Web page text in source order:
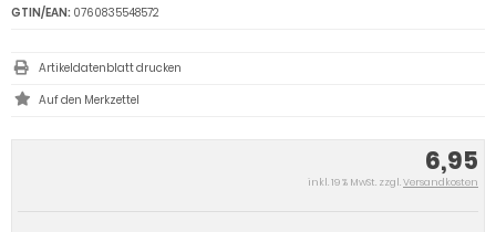
6,95
inkl. 19 % MwSt. zzgl.Versandkosten
GTIN/EAN: 0760835548572
Artikeldatenblatt drucken